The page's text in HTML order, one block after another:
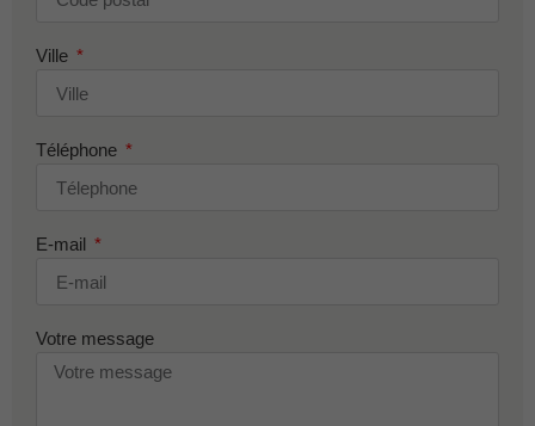
Ville
Téléphone
E-mail
Votre message